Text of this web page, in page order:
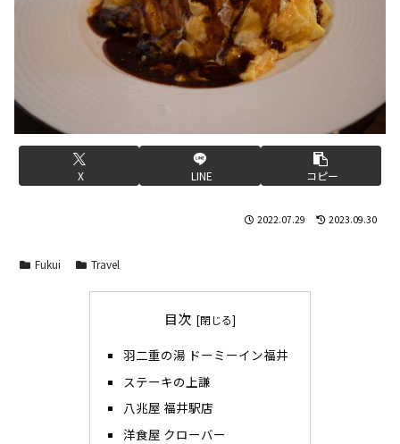
X LINE コピー
2022.07.29 2023.09.30
Fukui Travel
目次
羽二重の湯 ドーミーイン福井
ステーキの上謙
八兆屋 福井駅店
洋食屋 クローバー